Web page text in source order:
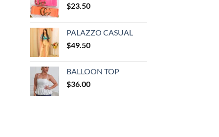
$23.50
PALAZZO CASUAL
$49.50
BALLOON TOP
$36.00